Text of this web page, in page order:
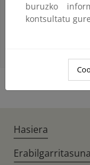
puesto de
buruzko
kontsultatu
Hasiera
Erabilgarritasuna